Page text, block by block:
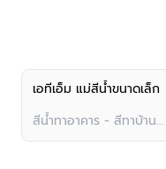
เอทีเอ็ม แม่สีน้ำขนาดเล็ก
สีน้ำทาอาคาร - สีทาบ้าน
ภายนอก